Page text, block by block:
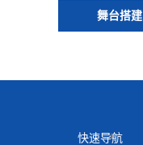
舞台搭建
快速导航